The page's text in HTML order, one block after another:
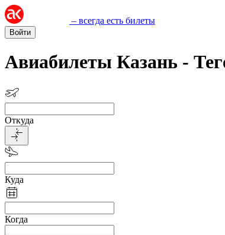
– всегда есть билеты
Войти
Авиабилеты Казань -
Откуда
Куда
Когда